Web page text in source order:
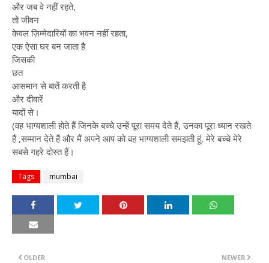
और जब वे नहीं रहते,
तो जीवन
केवल ज़िम्मेदारियों का भवन नहीं रहता,
एक ऐसा घर बन जाता है
जिसकी
छत
आसमान से बातें करती है
और दीवारें
यादों से।
(वह भाग्यशाली होते हैं जिनके बच्चे उन्हें पूरा समय देते हैं, उनका पूरा ध्यान रखते
हैं ,सम्मान देते हैं और मैं अपने आप को वह भाग्यशाली समझती हूं, मेरे बच्चे मेरे
सबसे गहरे दोस्त हैं।
Tags mumbai
NEWER
OLDER